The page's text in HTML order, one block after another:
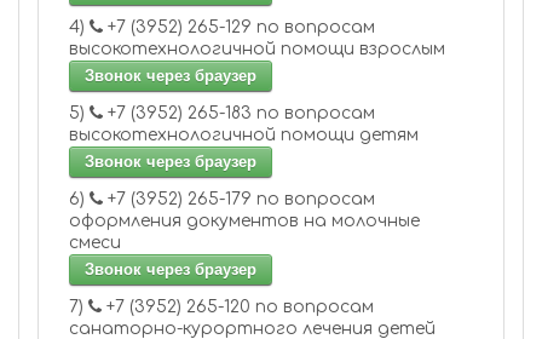
4)
высокотехнологичной помощи взрослым
Звонок через браузер
5)
высокотехнологичной помощи детям
Звонок через браузер
6)
оформления документов на молочные
смеси
Звонок через браузер
7)
санаторно-курортного лечения детей